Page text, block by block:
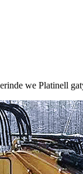
we Platinell